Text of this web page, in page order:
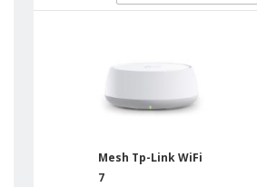
Mesh Tp-Link WiFi
7